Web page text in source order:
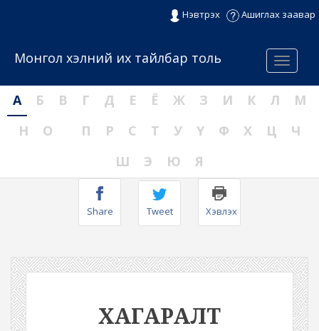
Нэвтрэх Ашиглах заавар
Menu
Монгол хэлний их тайлбар толь
А Б В Г Д Е Ё Ж З И К Л
М
Н
О П Р С Т У Ү Ф Х Ц
Ч
Ш
Э Ю Я
Share Tweet Хэвлэх
ХАГАРАЛТ